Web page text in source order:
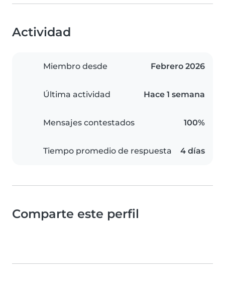
Actividad
Miembro desde Febrero 2026
Última actividad Hace 1 semana
Mensajes contestados 100%
Tiempo promedio de respuesta 4 días
Comparte este perfil